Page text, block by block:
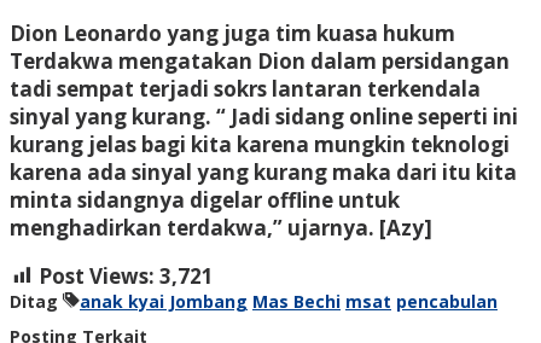
Dion Leonardo yang juga tim kuasa hukum
Terdakwa mengatakan Dion dalam persidangan
tadi sempat terjadi sokrs lantaran terkendala
sinyal yang kurang. “ Jadi sidang online seperti ini
kurang jelas bagi kita karena mungkin teknologi
karena ada sinyal yang kurang maka dari itu kita
minta sidangnya digelar offline untuk
menghadirkan terdakwa,” ujarnya. [Azy]
Post Views: 3,721
Ditag anak kyai Jombang Mas Bechi msat pencabulan
Posting Terkait